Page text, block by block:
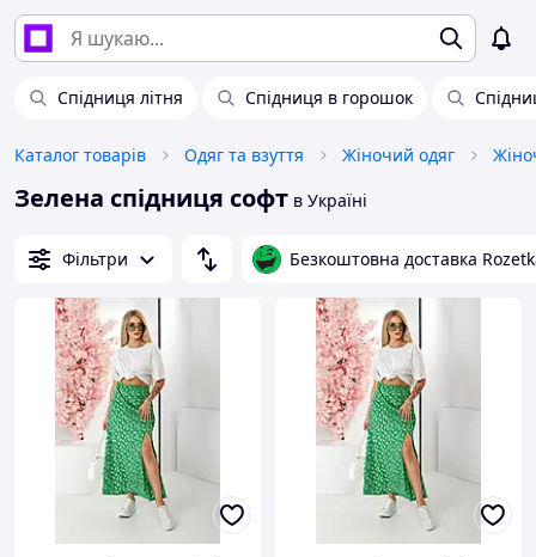
Спідниця літня Спідниця в горошок
Каталог товарів Одяг та взуття Жіночий одяг
Зелена спідниця софт в Україні
Фільтри Безкоштовна доставка